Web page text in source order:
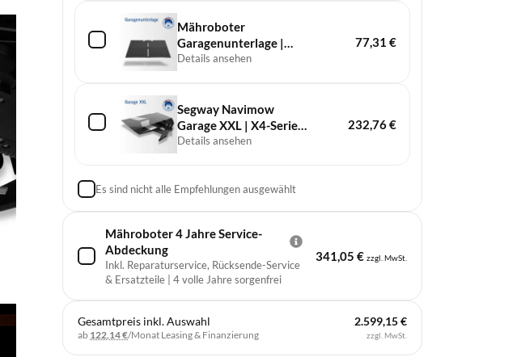
Mähroboter
Garagenunterlage |
Universell
Details ansehen
77,31 €
Segway Navimow
Garage XXL | X4-Serie
und Terranox
Details ansehen
232,76€
Es sind nicht alle Empfehlungen ausgewählt
Mähroboter 4 Jahre Service-
Abdeckung
Inkl. Reparaturservice, Rücksende-Service
& Ersatzteile | 4 volle Jahre sorgenfrei
341,05 € zzgl. MwSt.
Gesamtpreis inkl. Auswahl
ab 122,14 €/Monat Leasing & Finanzierung
2.599,15 €
zzgl. MwSt.